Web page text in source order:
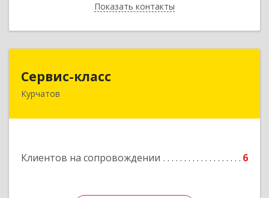
Показать контакты
Назад
Сервис-класс
Курчатов
Клиентов на сопровождении 6
Подробнее